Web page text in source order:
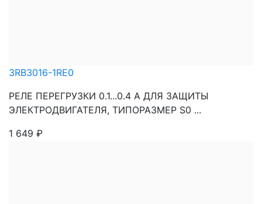
3RB3016-1RE0
РЕЛЕ ПЕРЕГРУЗКИ 0.1...0.4 A ДЛЯ ЗАЩИТЫ
ЭЛЕКТРОДВИГАТЕЛЯ, ТИПОРАЗМЕР S0 ...
1 649 ₽